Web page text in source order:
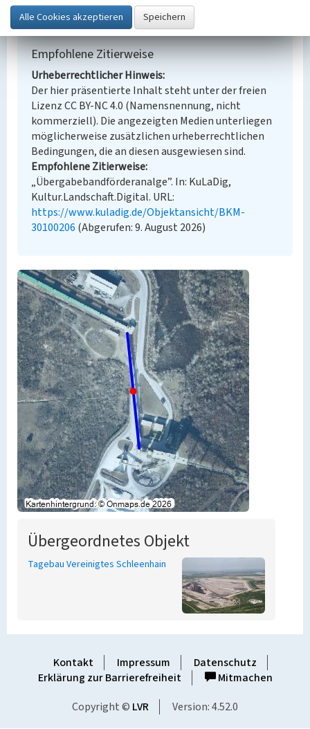
Empfohlene Zitierweise
Urheberrechtlicher Hinweis
Der hier präsentierte Inhalt steht unter der freien
Lizenz CC BY-NC 4.0 (Namensnennung, nicht
kommerziell). Die angezeigten Medien unterliegen
möglicherweise zusätzlichen urheberrechtlichen
Bedingungen, die an diesen ausgewiesen sind.
Empfohlene Zitierweise
„Übergabebandförderanalge”. In: KuLaDig,
Kultur.Landschaft.Digital. URL:
https://www.kuladig.de/Objektansicht/BKM-
30100206 (Abgerufen: 9. August 2026)
Übergeordnetes Objekt
Tagebau Vereinigtes Schleenhain
Kontakt Impressum
Datenschutz
Erklärung zur Barrierefreiheit
Mitmachen
Copyright © LVR Version: 4.52.0